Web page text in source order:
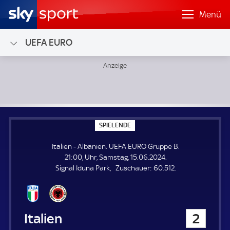
Menü
UEFA EURO
SPIELENDE
P
E
L
E
N
Italien - Albanien. UEFA EURO Gruppe B.
21:00, Uhr, Samstag, 15.06.2024.
Signal Iduna Park
Zuschauer: Z
60.512.
Italien 2